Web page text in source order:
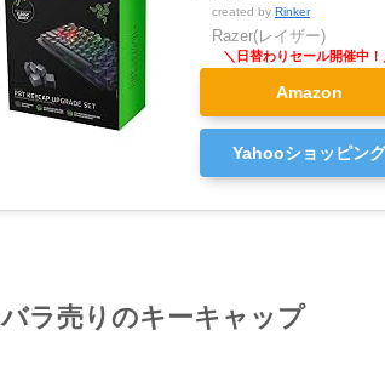
created by Rinker
Razer(レイザー)
Amazon
Yahooショッピング
バラ売りのキーキャップ